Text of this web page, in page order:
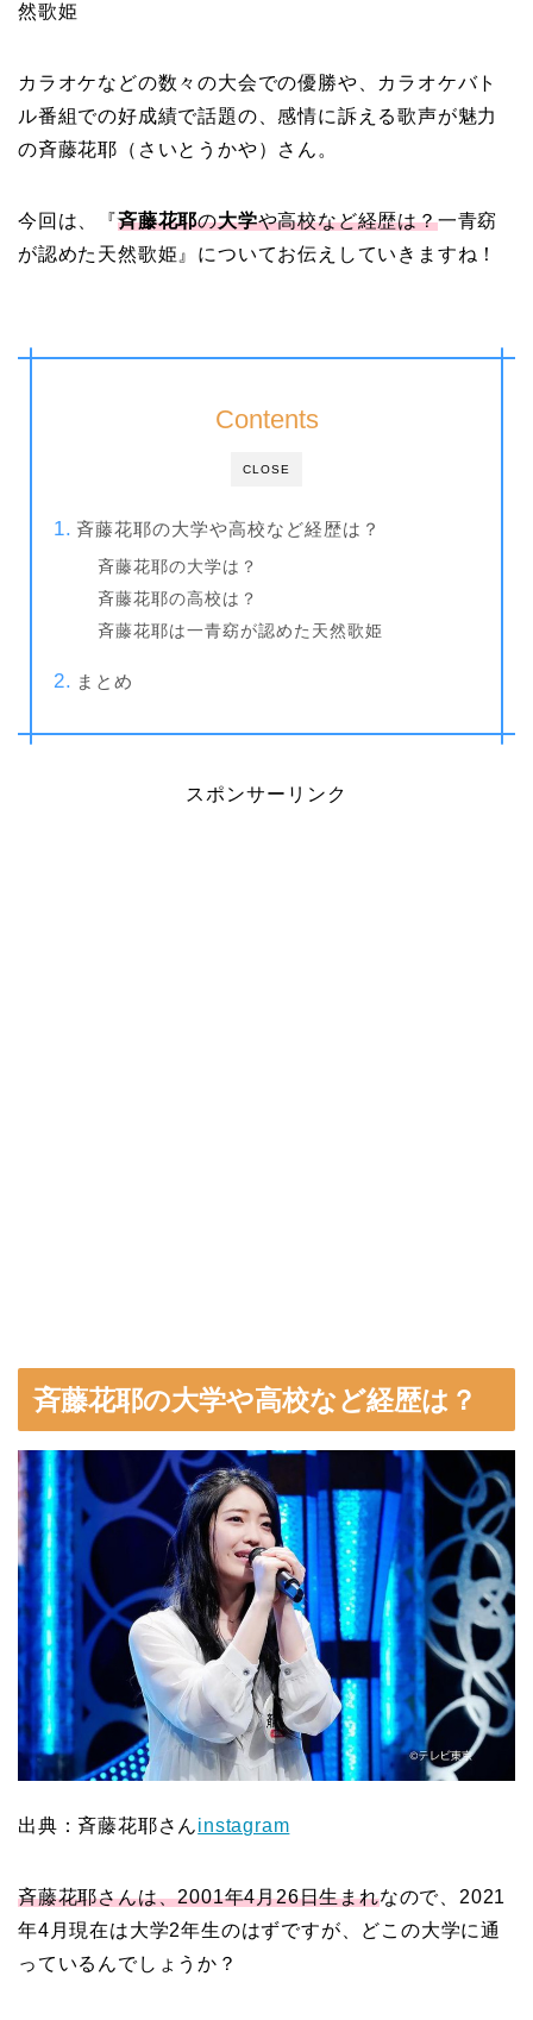
然歌姫
カラオケなどの数々の大会での優勝や、カラオケバト
ル番組での好成績で話題の、感情に訴える歌声が魅力
の斉藤花耶（さいとうかや）さん。
今回は、『斉藤花耶の大学や高校など経歴は？一青窈
が認めた天然歌姫』についてお伝えしていきますね！
CLOSE
Contents
斉藤花耶の大学や高校など経歴は？
斉藤花耶の大学は？
斉藤花耶の高校は？
斉藤花耶は一青窈が認めた天然歌姫
まとめ
スポンサーリンク
斉藤花耶の大学や高校など経歴は？
出典：斉藤花耶さんinstagram
斉藤花耶さんは、2001年4月26日生まれなので、2021
年4月現在は大学2年生のはずですが、どこの大学に通
っているんでしょうか？